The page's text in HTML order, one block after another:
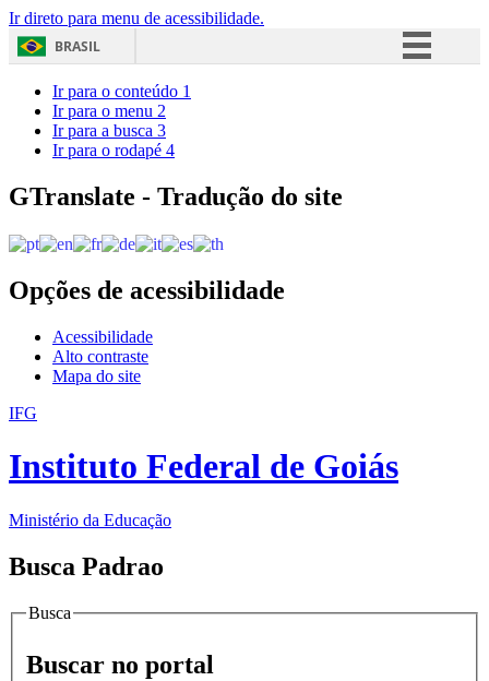
Ir direto para menu de acessibilidade.
BRASIL
Acesso à informação
Ir para o conteúdo 1
Ir para o menu 2
Ir para a busca 3
Ir para o rodapé 4
GTranslate - Tradução do site
Opções de acessibilidade
Acessibilidade
Alto contraste
Mapa do site
IFG
Instituto Federal de Goiás
Ministério da Educação
Busca Padrao
Busca
Buscar no portal